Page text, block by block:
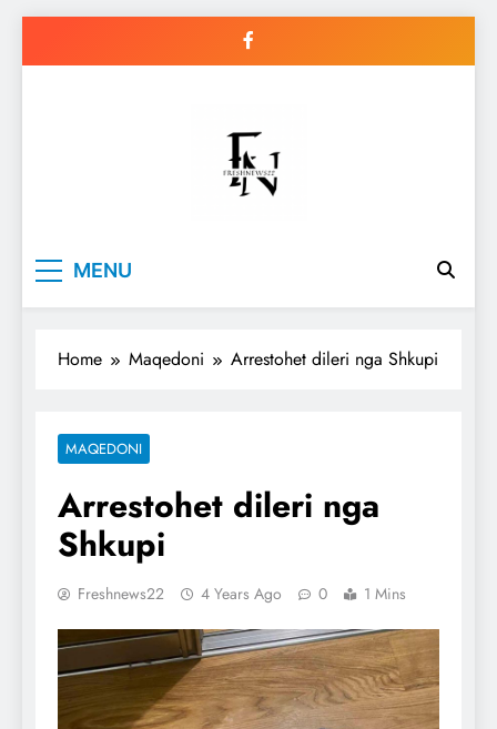
MENU
Home Maqedoni Arrestohet dileri nga Shkupi
MAQEDONI
Arrestohet dileri nga
Shkupi
Freshnews22 4 Years Ago 0 1 Mins